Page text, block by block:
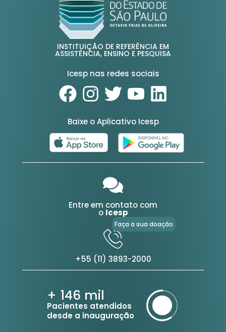
INSTITUIÇÃO DE REFERÊNCIA EM
ASSISTÊNCIA, ENSINO E PESQUISA
Icesp nas redes sociais
Baixe o Aplicativo Icesp
Entre em contato com
o Icesp
+55 (11) 3893-2000
+ 146 mil
Pacientes atendidos
desde a inauguração
Faça a sua doação